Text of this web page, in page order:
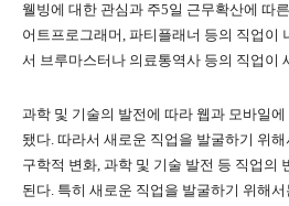
웰빙에 대한 관심과 주5일 근무확산에 따
어트프로그래머, 파티플래너 등의 직업이
서 브루마스터나 의료통역사 등의 직업이
과학 및 기술의 발전에 따라 웹과 모바일
됐다. 따라서 새로운 직업을 발굴하기 위
구학적 변화, 과학 및 기술 발전 등 직업의
된다. 특히 새로운 직업을 발굴하기 위해